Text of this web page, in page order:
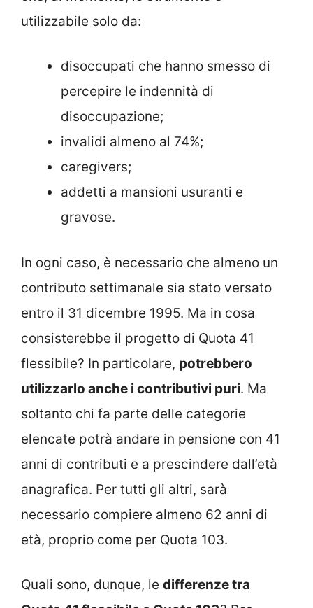
utilizzabile solo da:
disoccupati che hanno smesso di
percepire le indennità di
disoccupazione;
invalidi almeno al 74%;
caregivers;
addetti a mansioni usuranti e
gravose.
In ogni caso, è necessario che almeno un
contributo settimanale sia stato versato
entro il 31 dicembre 1995. Ma in cosa
consisterebbe il progetto di Quota 41
flessibile? In particolare, potrebbero
utilizzarlo anche i contributivi puri. Ma
soltanto chi fa parte delle categorie
elencate potrà andare in pensione con 41
anni di contributi e a prescindere dall’età
anagrafica. Per tutti gli altri, sarà
necessario compiere almeno 62 anni di
età, proprio come per Quota 103.
Quali sono, dunque, le differenze tra